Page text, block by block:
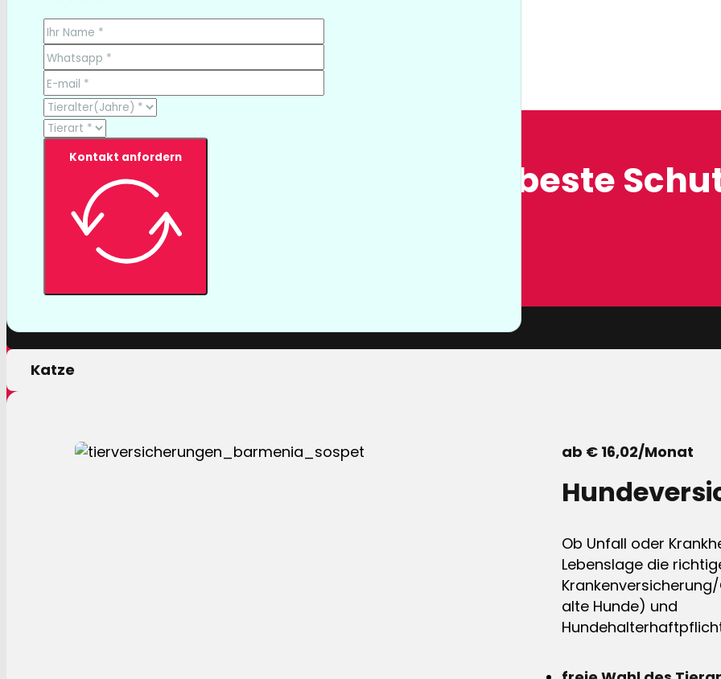
Kontakt anfordern
TESTSIEGER bereits ab € 13,35/Monat
Tierversicherung, der beste
Mit einer Tierversicherung der Barmenia profitieren sie nicht
nur von erstklassigen Leistungen, sondern auch von unserer
Hund
Katze
ab € 16,02/Monat
Ob Unfall oder
Lebenslage die
alte Hunde) und